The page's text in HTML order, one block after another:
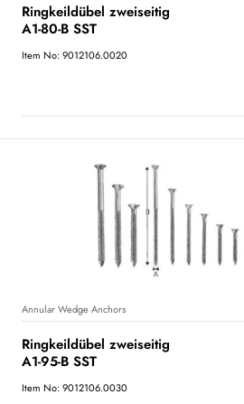
Ringkeildübel zweiseitig
A1-80-B SST
Item No: 9012106.0020
Annular Wedge Anchors
Ringkeildübel zweiseitig
A1-95-B SST
Item No: 9012106.0030